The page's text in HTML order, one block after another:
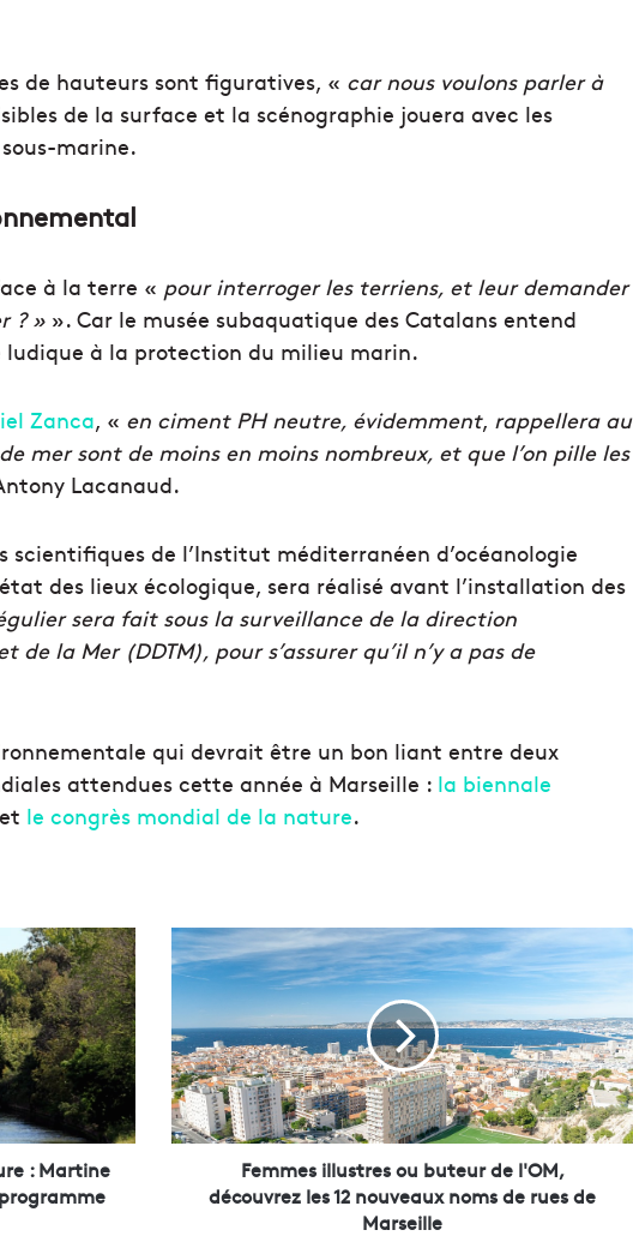
de hauteurs sont figuratives, « car nous voulons parler à
de la surface et la scénographie jouera avec les
marine.
à la terre « pour interroger les terriens, et leur demander
? » ». Car le musée subaquatique des Catalans entend
ludique à la protection du milieu marin.
Zanca, « en ciment PH neutre, évidemment, rappellera au
mer sont de moins en moins nombreux, et que l’on pille les
Lacanaud.
scientifiques de l’Institut méditerranéen d’océanologie
des lieux écologique, sera réalisé avant l’installation des
sera fait sous la surveillance de la direction
la Mer (DDTM), pour s’assurer qu’il n’y a pas de
qui devrait être un bon liant entre deux
attendues cette année à Marseille : la biennale
le congrès mondial de la nature.
: Martine
F
e
m
m
e
s
i
l
l
Femmes illustres ou buteur de l'OM,
découvrez les 12 nouveaux noms de rues de
Marseille